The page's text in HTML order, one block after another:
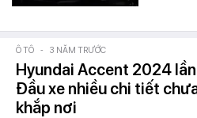
Ô TÔ - 3 NĂM TRƯỚC
Hyundai Accent 2024
Đầu xe nhiều chi tiết
khắp nơi